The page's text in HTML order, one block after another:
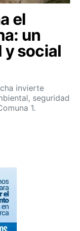
el
un
y social
invierte
seguridad
1.